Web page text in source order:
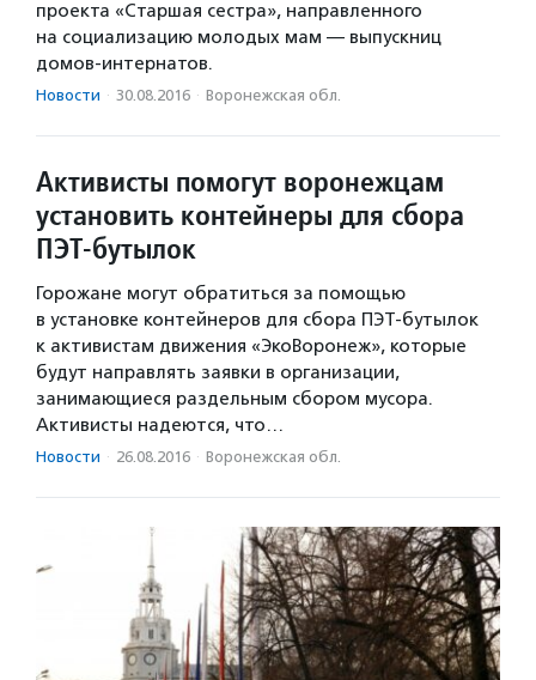
проекта «Старшая сестра», направленного
на социализацию молодых мам — выпускниц
домов-интернатов.
Новости · 30.08.2016 · Воронежская обл.
Активисты помогут воронежцам
установить контейнеры для сбора
ПЭТ-бутылок
Горожане могут обратиться за помощью
в установке контейнеров для сбора ПЭТ-бутылок
к активистам движения «ЭкоВоронеж», которые
будут направлять заявки в организации,
занимающиеся раздельным сбором мусора.
Активисты надеются, что…
Новости · 26.08.2016 · Воронежская обл.